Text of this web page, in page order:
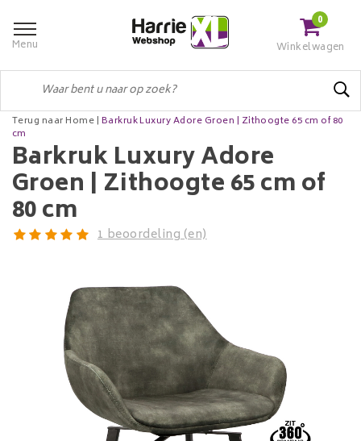
Menu
0
Winkelwagen
Terug naar Home | Barkruk Luxury Adore Groen | Zithoogte 65 cm of 80
cm
Barkruk Luxury Adore
Groen | Zithoogte 65 cm of
80 cm
1 beoordeling (en)